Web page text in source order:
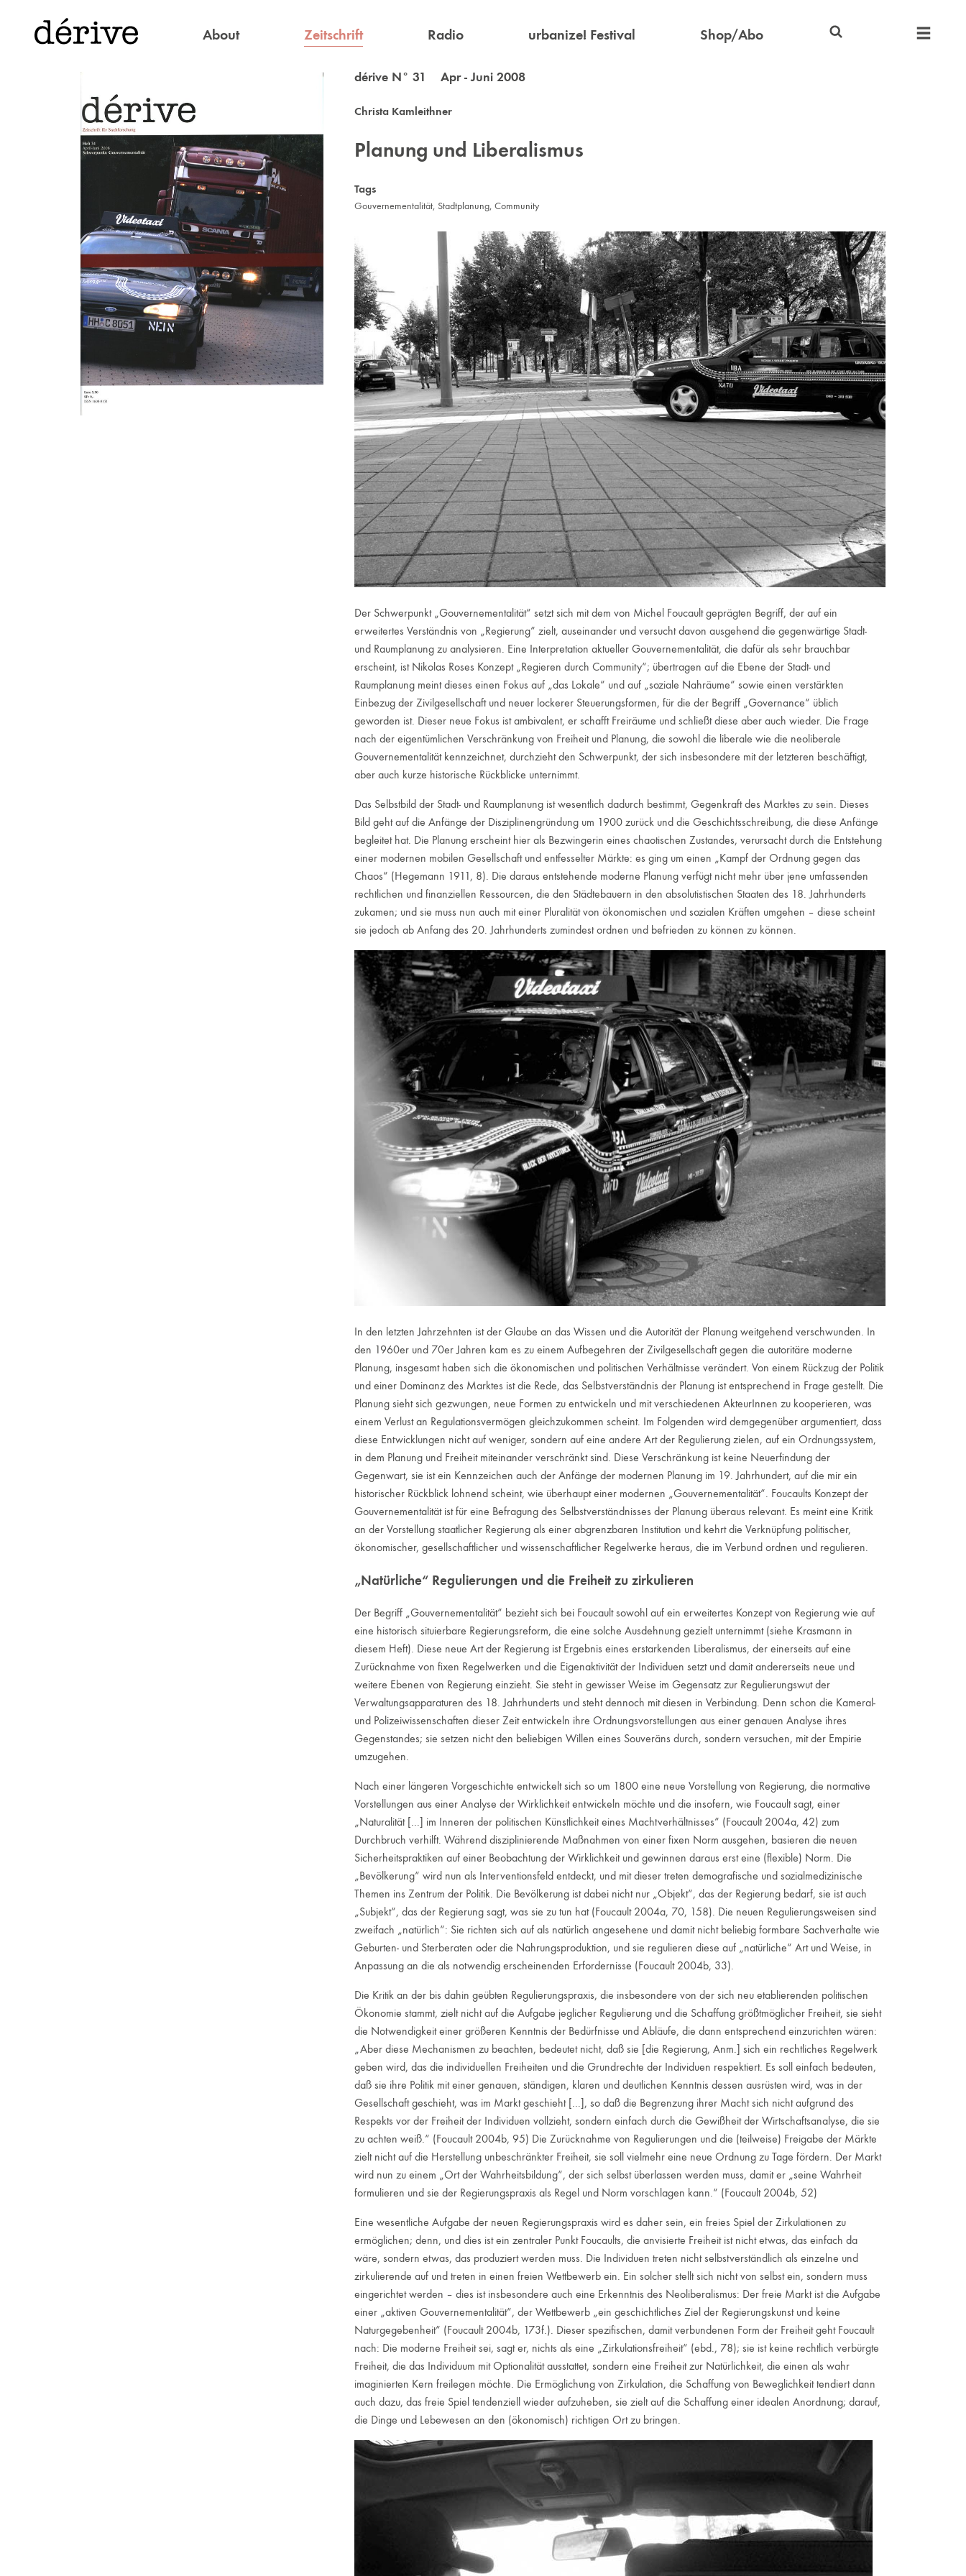
About Zeitschrift Radio urbanize! Festival Shop/Abo
dérive N° 31 Apr - Juni 2008
Christa Kamleithner
Planung und Liberalismus
Tags
Gouvernementalität, Stadtplanung, Community
Der Schwerpunkt „Gouvernementalität“ setzt sich mit dem von Michel Foucault geprägten Begriff, der auf ein
erweitertes Verständnis von „Regierung“ zielt, auseinander und versucht davon ausgehend die gegenwärtige Stadt-
und Raumplanung zu analysieren. Eine Interpretation aktueller Gouvernementalität, die dafür als sehr brauchbar
erscheint, ist Nikolas Roses Konzept „Regieren durch Community“; übertragen auf die Ebene der Stadt- und
Raumplanung meint dieses einen Fokus auf „das Lokale“ und auf „soziale Nahräume“ sowie einen verstärkten
Einbezug der Zivilgesellschaft und neuer lockerer Steuerungsformen, für die der Begriff „Governance“ üblich
geworden ist. Dieser neue Fokus ist ambivalent, er schafft Freiräume und schließt diese aber auch wieder. Die Frage
nach der eigentümlichen Verschränkung von Freiheit und Planung, die sowohl die liberale wie die neoliberale
Gouvernementalität kennzeichnet, durchzieht den Schwerpunkt, der sich insbesondere mit der letzteren beschäftigt,
aber auch kurze historische Rückblicke unternimmt.
Das Selbstbild der Stadt- und Raumplanung ist wesentlich dadurch bestimmt, Gegenkraft des Marktes zu sein. Dieses
Bild geht auf die Anfänge der Disziplinengründung um 1900 zurück und die Geschichtsschreibung, die diese Anfänge
begleitet hat. Die Planung erscheint hier als Bezwingerin eines chaotischen Zustandes, verursacht durch die Entstehung
einer modernen mobilen Gesellschaft und entfesselter Märkte: es ging um einen „Kampf der Ordnung gegen das
Chaos“ (Hegemann 1911, 8). Die daraus entstehende moderne Planung verfügt nicht mehr über jene umfassenden
rechtlichen und finanziellen Ressourcen, die den Städtebauern in den absolutistischen Staaten des 18. Jahrhunderts
zukamen; und sie muss nun auch mit einer Pluralität von ökonomischen und sozialen Kräften umgehen – diese scheint
sie jedoch ab Anfang des 20. Jahrhunderts zumindest ordnen und befrieden zu können zu können.
In den letzten Jahrzehnten ist der Glaube an das Wissen und die Autorität der Planung weitgehend verschwunden. In
den 1960er und 70er Jahren kam es zu einem Aufbegehren der Zivilgesellschaft gegen die autoritäre moderne
Planung, insgesamt haben sich die ökonomischen und politischen Verhältnisse verändert. Von einem Rückzug der Politik
und einer Dominanz des Marktes ist die Rede, das Selbstverständnis der Planung ist entsprechend in Frage gestellt. Die
Planung sieht sich gezwungen, neue Formen zu entwickeln und mit verschiedenen AkteurInnen zu ko­operieren, was
einem Verlust an Regulationsvermögen gleichzukommen scheint. Im Folgenden wird demgegenüber argumentiert, dass
diese Entwicklungen nicht auf weniger, sondern auf eine andere Art der Regulierung zielen, auf ein Ordnungssystem,
in dem Planung und Freiheit miteinander verschränkt sind. Diese Verschränkung ist keine Neuerfindung der
Gegenwart, sie ist ein Kennzeichen auch der Anfänge der modernen Planung im 19. Jahrhundert, auf die mir ein
historischer Rückblick lohnend scheint, wie überhaupt einer modernen „Gouvernementalität“. Foucaults Konzept der
Gouvernementalität ist für eine Befragung des Selbstverständnisses der Planung überaus relevant. Es meint eine Kritik
an der Vorstellung staatlicher Regierung als einer abgrenzbaren Institution und kehrt die Verknüpfung politischer,
ökonomischer, gesellschaftlicher und wissenschaftlicher Regelwerke heraus, die im Verbund ordnen und regulieren.
„Natürliche“ Regulierungen und die Freiheit zu zirkulieren
Der Begriff „Gouvernementalität“ bezieht sich bei Foucault sowohl auf ein erweitertes Konzept von Regierung wie auf
eine historisch situierbare Regierungsreform, die eine solche Ausdehnung gezielt unternimmt (siehe Krasmann in
diesem Heft). Diese neue Art der Regierung ist Ergebnis eines erstarkenden Liberalismus, der einerseits auf eine
Zurücknahme von fixen Regelwerken und die Eigenaktivität der Individuen setzt und damit andererseits neue und
weitere Ebenen von Regierung einzieht. Sie steht in gewisser Weise im Gegensatz zur Regulierungswut der
Verwaltungsapparaturen des 18. Jahrhunderts und steht dennoch mit diesen in Verbindung. Denn schon die Kameral-
und Polizeiwissenschaften dieser Zeit entwickeln ihre Ordnungsvorstellungen aus einer genauen Analyse ihres
Gegenstandes; sie setzen nicht den beliebigen Willen eines Souveräns durch, sondern versuchen, mit der Empirie
umzugehen.
Nach einer längeren Vorgeschichte entwickelt sich so um 1800 eine neue Vorstellung von Regierung, die normative
Vorstellungen aus einer Analyse der Wirklichkeit entwickeln möchte und die insofern, wie Foucault sagt, einer
„Naturalität [...] im Inneren der politischen Künstlichkeit eines Machtverhältnisses“ (Foucault 2004a, 42) zum
Durchbruch verhilft. Während disziplinierende Maßnahmen von einer fixen Norm ausgehen, basieren die neuen
Sicherheitspraktiken auf einer Beobachtung der Wirklichkeit und gewinnen daraus erst eine (flexible) Norm. Die
„Bevölkerung“ wird nun als Interventionsfeld entdeckt, und mit dieser treten demografische und sozialmedizinische
Themen ins Zentrum der Politik. Die Bevölkerung ist dabei nicht nur „Objekt“, das der Regierung bedarf, sie ist auch
„Subjekt“, das der Regierung sagt, was sie zu tun hat (Foucault 2004a, 70, 158). Die neuen Regulierungsweisen sind
zweifach „natürlich“: Sie richten sich auf als natürlich angesehene und damit nicht beliebig formbare Sachverhalte wie
Geburten- und Sterberaten oder die Nahrungsproduktion, und sie regulieren diese auf „natürliche“ Art und Weise, in
Anpassung an die als notwendig erscheinenden Erfordernisse (Foucault 2004b, 33).
Die Kritik an der bis dahin geübten Regulierungspraxis, die insbesondere von der sich neu etablierenden politischen
Ökonomie stammt, zielt nicht auf die Aufgabe jeglicher Regulierung und die Schaffung größtmöglicher Freiheit, sie sieht
die Notwendigkeit einer größeren Kenntnis der Bedürfnisse und Abläufe, die dann entsprechend einzurichten wären:
„Aber diese Mechanismen zu beachten, bedeutet nicht, daß sie [die Regierung, Anm.] sich ein rechtliches Regelwerk
geben wird, das die individuellen Freiheiten und die Grundrechte der Individuen respektiert. Es soll einfach bedeuten,
daß sie ihre Politik mit einer genauen, ständigen, klaren und deutlichen Kenntnis dessen ausrüsten wird, was in der
Gesellschaft geschieht, was im Markt geschieht [...], so daß die Begrenzung ihrer Macht sich nicht aufgrund des
Respekts vor der Freiheit der Individuen vollzieht, sondern einfach durch die Gewißheit der Wirtschafts­analyse, die sie
zu achten weiß.“ (Foucault 2004b, 95) Die Zurücknahme von Regulierungen und die (teilweise) Freigabe der Märkte
zielt nicht auf die Herstellung unbeschränkter Freiheit, sie soll vielmehr eine neue Ordnung zu Tage fördern. Der Markt
wird nun zu einem „Ort der Wahrheitsbildung“, der sich selbst überlassen werden muss, damit er „seine Wahrheit
formulieren und sie der Regierungspraxis als Regel und Norm vorschlagen kann.“ (Foucault 2004b, 52)
Eine wesentliche Aufgabe der neuen Regierungspraxis wird es daher sein, ein freies Spiel der Zirkulationen zu
ermöglichen; denn, und dies ist ein zentraler Punkt Foucaults, die anvisierte Freiheit ist nicht etwas, das einfach da
wäre, sondern etwas, das produziert werden muss. Die Individuen treten nicht selbstverständlich als einzelne und
zirkulierende auf und treten in einen freien Wettbewerb ein. Ein solcher stellt sich nicht von selbst ein, sondern muss
eingerichtet werden – dies ist insbesondere auch eine Erkenntnis des Neoliberalismus: Der freie Markt ist die Aufgabe
einer „aktiven Gouvernementalität“, der Wettbewerb „ein geschichtliches Ziel der Regierungskunst und keine
Naturgegebenheit“ (Foucault 2004b, 173f.). Dieser spezifischen, damit verbundenen Form der Freiheit geht Foucault
nach: Die moderne Freiheit sei, sagt er, nichts als eine „Zirkulationsfreiheit“ (ebd., 78); sie ist keine rechtlich verbürgte
Freiheit, die das Individuum mit Optionalität ausstattet, sondern eine Freiheit zur Natürlichkeit, die einen als wahr
imaginierten Kern freilegen möchte. Die Ermöglichung von Zirkulation, die Schaffung von Beweglichkeit tendiert dann
auch dazu, das freie Spiel tendenziell wieder aufzuheben, sie zielt auf die Schaffung einer idealen Anordnung; darauf,
die Dinge und Lebewesen an den (ökonomisch) richtigen Ort zu bringen.